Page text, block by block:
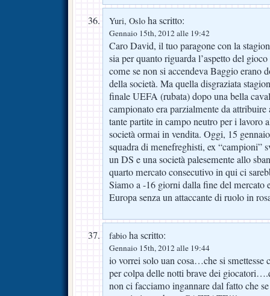
Yuri, Oslo ha scritto:
Gennaio 15th, 2012 alle 19:42
Caro David, il tuo paragone con la
sia per quanto riguarda l’aspetto del
come se non si accendeva Baggio erano
della società. Ma quella disgraziata
finale UEFA (rubata) dopo una bella
campionato era parzialmente da
tante partite in campo neutro per i lavoro
società ormai in vendita. Oggi, 15
squadra di menefreghisti, ex “campioni”
un DS e una società palesemente allo
quarto mercato consecutivo in qui ci
Siamo a -16 giorni dalla fine del mercato
Europa senza un attaccante di ruolo in
fabio ha scritto:
Gennaio 15th, 2012 alle 19:44
io vorrei solo uan cosa…che si smettesse
per colpa delle notti brave dei
non ci facciamo ingannare dal fatto che